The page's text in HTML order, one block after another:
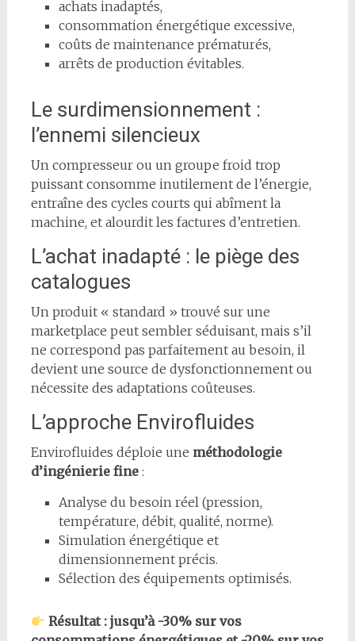
achats inadaptés,
consommation énergétique excessive,
coûts de maintenance prématurés,
arrêts de production évitables.
Le surdimensionnement :
l’ennemi silencieux
Un compresseur ou un groupe froid trop
puissant consomme inutilement de l’énergie,
entraîne des cycles courts qui abîment la
machine, et alourdit les factures d’entretien.
L’achat inadapté : le piège des
catalogues
Un produit « standard » trouvé sur une
marketplace peut sembler séduisant, mais s’il
ne correspond pas parfaitement au besoin, il
devient une source de dysfonctionnement ou
nécessite des adaptations coûteuses.
L’approche Envirofluides
Envirofluides déploie une méthodologie
d’ingénierie fine:
Analyse du besoin réel (pression,
température, débit, qualité, norme).
Simulation énergétique et
dimensionnement précis.
Sélection des équipements optimisés.
Résultat : jusqu’à -30% sur vos